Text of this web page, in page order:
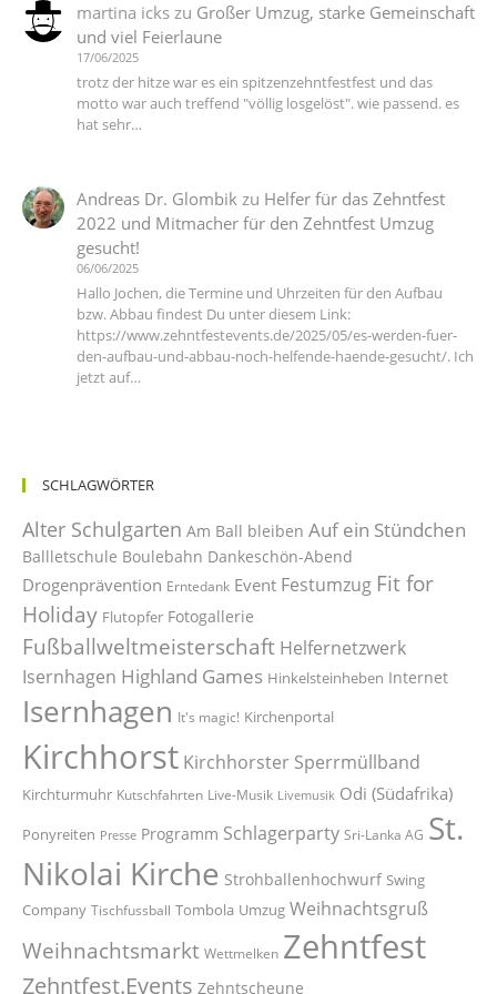
martina ickszu Großer Umzug, starke Gemeinschaft
und viel Feierlaune
17/06/2025
trotz der hitze war es ein spitzenzehntfestfest und das
motto war auch treffend "völlig losgelöst". wie passend. es
hat sehr…
Andreas Dr. Glombikzu Helfer für das Zehntfest
2022 und Mitmacher für den Zehntfest Umzug
gesucht!
06/06/2025
Hallo Jochen, die Termine und Uhrzeiten für den Aufbau
bzw. Abbau findest Du unter diesem Link:
https://www.zehntfestevents.de/2025/05/es-werden-fuer-
den-aufbau-und-abbau-noch-helfende-haende-gesucht/. Ich
jetzt auf…
SCHLAGWÖRTER
Alter Schulgarten Am Ball bleiben Auf ein Stündchen
Ballletschule Boulebahn Dankeschön-Abend
Drogenprävention Erntedank Event Festumzug Fit for
Holiday Flutopfer Fotogallerie
Fußballweltmeisterschaft Helfernetzwerk
Isernhagen Highland Games Hinkelsteinheben Internet
Isernhagen It's magic! Kirchenportal
Kirchhorst Kirchhorster Sperrmüllband
Kirchturmuhr Kutschfahrten Live-Musik Livemusik Odi (Südafrika)
Ponyreiten Presse Programm Schlagerparty Sri-Lanka AG St.
Nikolai Kirche Strohballenhochwurf Swing
Company Tischfussball Tombola Umzug Weihnachtsgruß
Weihnachtsmarkt Wettmelken Zehntfest
Zehntfest.Events Zehntscheune